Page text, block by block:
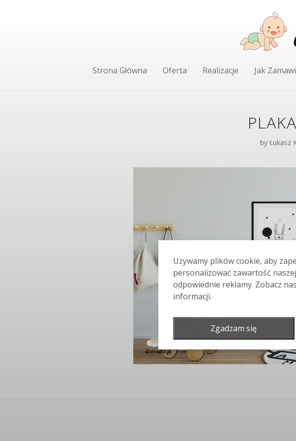
Strona Główna Oferta Realizacje Jak
by Łukasz
Używamy plików cookie, aby
personalizować zawartość
odpowiednie reklamy. Zobacz
informacji.
Zgadzam się